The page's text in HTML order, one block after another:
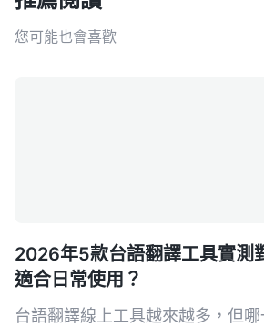
您可能也會喜歡
2026年5款台語翻譯工具實測
適合日常使用？
台語翻譯線上工具越來越多，但